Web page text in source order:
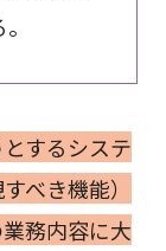
するシステ
べき機能）
務内容に大